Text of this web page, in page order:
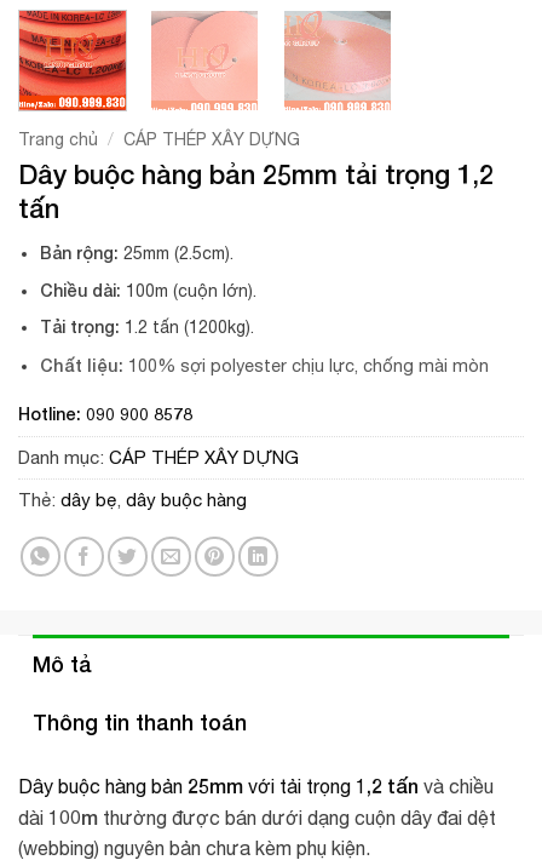
Trang chủ / CÁP THÉP XÂY DỰNG
Dây buộc hàng bản 25mm tải trọng 1,2
tấn
Bản rộng:25mm (2.5cm).
Chiều dài: 100m (cuộn lớn).
Tải trọng: 1.2 tấn (1200kg).
Chất liệu: 100% sợi polyester chịu lực, chống mài mòn
Hotline: 090 900 8578
Danh mục: CÁP THÉP XÂY DỰNG
Thẻ: dây bẹ, dây buộc hàng
Mô tả
Thông tin thanh toán
Dây buộc hàng bản 25mm với tải trọng 1,2 tấn và chiều
dài 100m thường được bán dưới dạng cuộn dây đai dệt
(webbing) nguyên bản chưa kèm phụ kiện.